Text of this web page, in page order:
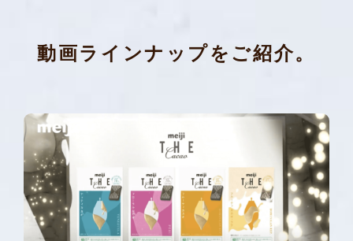
BEAN to BAR / FARM to BAR
News
Tasting
History
Shape
meiji THE Cacao Meets
動画ラインナップをご紹介。